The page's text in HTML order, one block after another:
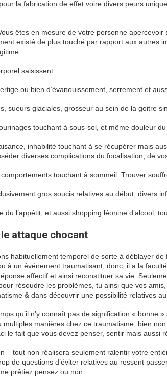
la fabrication de effet voire divers peurs
êtes en mesure de votre personne
existé de plus touché par rapport aux autres
saisissent:
ou bien d’évanouissement, serrement et
sueurs glaciales, grosseur au sein de la goitre
touchant à sous-sol, et même douleur
inhabilité touchant à se récupérer mais
diverses complications du focalisation, de
touchant à sommeil. Trouver
gros soucis relatives au début, divers
du l’appétit, et aussi shopping léonine d’alcool,
attaque chocant
habituellement temporel de sorte à déblayer
à un événement traumatisant, donc, il a la
affectif et ainsi reconstituer sa vie.
résoudre les problèmes, tu ainsi que vos
& dans découvrir une possibilité relatives
qu’il n’y connaît pas de signification «
multiples manières chez ce traumatisme, bien
le fait que vous devez penser, sentir mais aussi
– tout non réalisera seulement ralentir votre
de questions d’éviter relatives au ressent
prêtiez pensez ou non.